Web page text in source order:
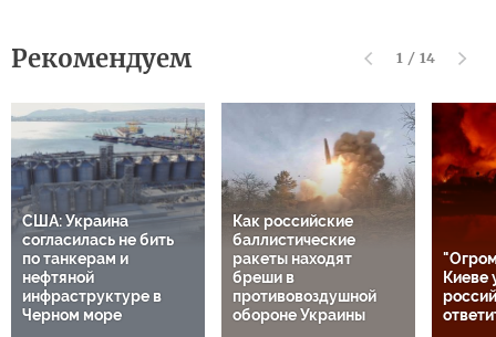
Рекомендуем 1 / 14
США: Украина
согласилась не бить
по танкерам и
нефтяной
инфраструктуре в
Черном море
Как российские
баллистические
ракеты находят
бреши в
противовоздушной
обороне Украины
Киеве